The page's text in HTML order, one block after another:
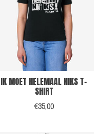
IK MOET HELEMAAL NIKS T-
SHIRT
€35,00